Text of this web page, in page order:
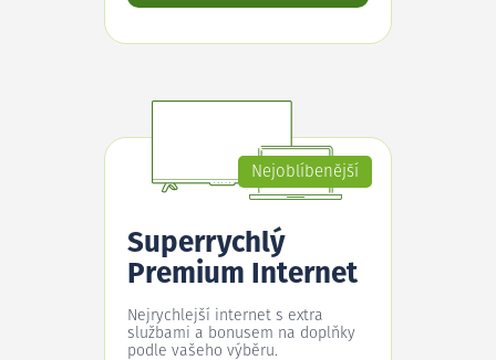
Nejoblíbenější
Superrychlý
Premium Internet
Nejrychlejší internet s extra
službami a bonusem na doplňky
podle vašeho výběru.